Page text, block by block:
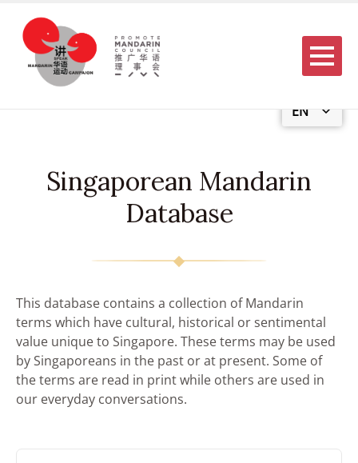
EN
Menu
Singaporean Mandarin
Database
This database contains a collection of Mandarin
terms which have cultural, historical or sentimental
value unique to Singapore. These terms may be used
by Singaporeans in the past or at present. Some of
the terms are read in print while others are used in
our everyday conversations.